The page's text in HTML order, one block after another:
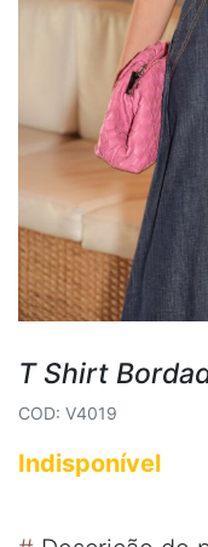
T Shirt
COD: V4019
Indisponível